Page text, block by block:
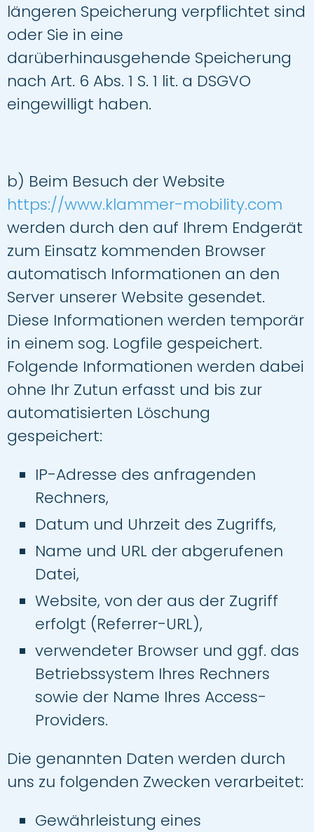
längeren Speicherung verpflichtet sind
oder Sie in eine
darüberhinausgehende Speicherung
nach Art. 6 Abs. 1 S. 1 lit. a DSGVO
eingewilligt haben.
b) Beim Besuch der Website
https://www.klammer-mobility.com
werden durch den auf Ihrem Endgerät
zum Einsatz kommenden Browser
automatisch Informationen an den
Server unserer Website gesendet.
Diese Informationen werden temporär
in einem sog. Logfile gespeichert.
Folgende Informationen werden dabei
ohne Ihr Zutun erfasst und bis zur
automatisierten Löschung
gespeichert:
IP-Adresse des anfragenden
Rechners,
Datum und Uhrzeit des Zugriffs,
Name und URL der abgerufenen
Datei,
Website, von der aus der Zugriff
erfolgt (Referrer-URL),
verwendeter Browser und ggf. das
Betriebssystem Ihres Rechners
sowie der Name Ihres Access-
Providers.
Die genannten Daten werden durch
uns zu folgenden Zwecken verarbeitet:
Gewährleistung eines